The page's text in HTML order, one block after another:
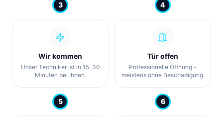
3
Wir kommen
Unser Techniker ist in 15-30
Minuten bei Ihnen.
4
Tür offen
Professionelle Öffnung -
meistens ohne Beschädigung.
5 6